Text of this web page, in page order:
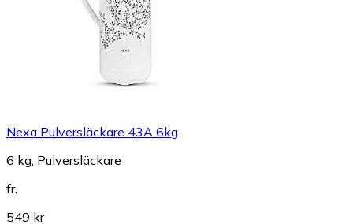
Nexa Pulversläckare 43A 6kg
6 kg, Pulversläckare
fr.
549 kr